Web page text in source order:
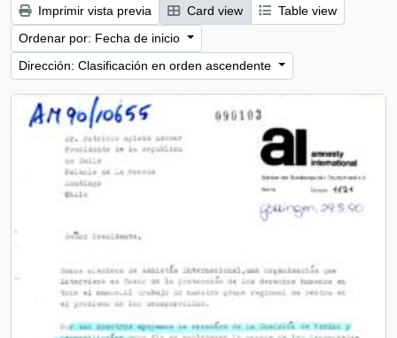
Imprimir vista previa Card view
Table view
Ordenar por: Fecha de inicio
Dirección: Clasificación en orden ascendente